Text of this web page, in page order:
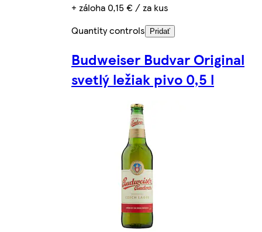
+ záloha 0,15 € / za kus
Quantity controls
Pridať
Budweiser Budvar Original
svetlý ležiak pivo 0,5 l